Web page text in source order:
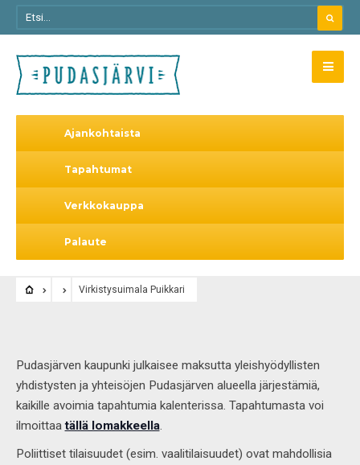
Ajankohtaista
Tapahtumat
Verkkokauppa
Palaute
Virkistysuimala Puikkari
Pudasjärven kaupunki julkaisee maksutta yleishyödyllisten
yhdistysten ja yhteisöjen Pudasjärven alueella järjestämiä,
kaikille avoimia tapahtumia kalenterissa. Tapahtumasta voi
ilmoittaatällä lomakkeella.
Poliittiset tilaisuudet (esim. vaalitilaisuudet) ovat mahdollisia